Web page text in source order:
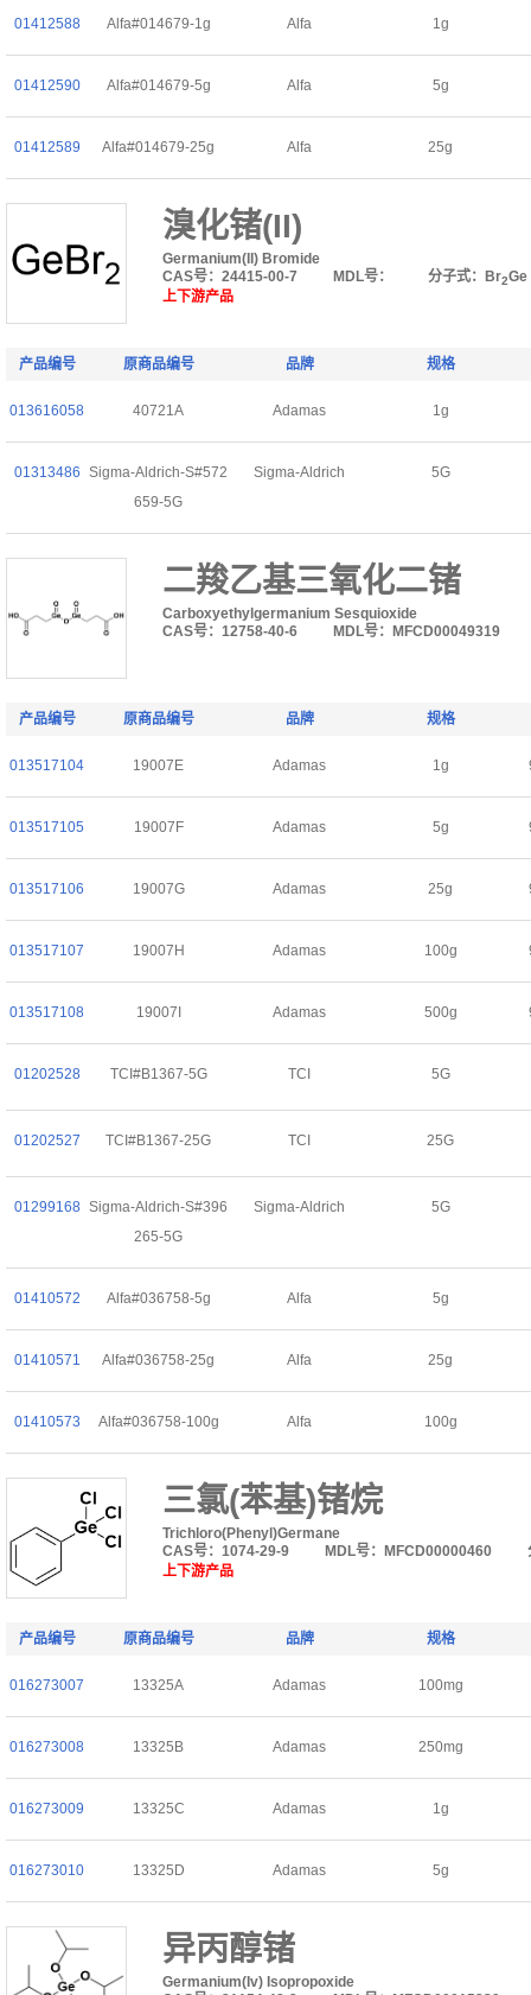
01412588 Alfa#014679-1g Alfa 1g
01412590 Alfa#014679-5g Alfa 5g
01412589 Alfa#014679-25g Alfa 25g
溴化锗(II)
Germanium(II) Bromide
CAS号：24415-00-7
MDL号： 分子式：Br2Ge
上下游产品
产品编号 原商品编号 品牌 规格
013616058 40721A Adamas 1g
01313486 Sigma-Aldrich-S#572
659-5G
Sigma-Aldrich 5G
二羧乙基三氧化二锗
Carboxyethylgermanium Sesquioxide
CAS号：12758-40-6
MDL号：MFCD00049319
产品编号 原商品编号 品牌 规格
013517104 19007E Adamas 1g
013517105 19007F Adamas 5g
013517106 19007G Adamas 25g
013517107 19007H Adamas 100g
013517108 19007I Adamas 500g
01202528 TCI#B1367-5G TCI 5G
01202527 TCI#B1367-25G TCI 25G
01299168 Sigma-Aldrich-S#396
265-5G
Sigma-Aldrich 5G
01410572 Alfa#036758-5g Alfa 5g
01410571 Alfa#036758-25g Alfa 25g
01410573 Alfa#036758-100g Alfa 100g
三氯(苯基)锗烷
Trichloro(Phenyl)Germane
CAS号：1074-29-9
MDL号：MFCD00000460
上下游产品
产品编号 原商品编号 品牌 规格
016273007 13325A Adamas 100mg
016273008 13325B Adamas 250mg
016273009 13325C Adamas 1g
016273010 13325D Adamas 5g
异丙醇锗
Germanium(Iv) Isopropoxide